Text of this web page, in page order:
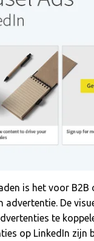
is het voor
advertentie. De
te
op LinkedIn zijn